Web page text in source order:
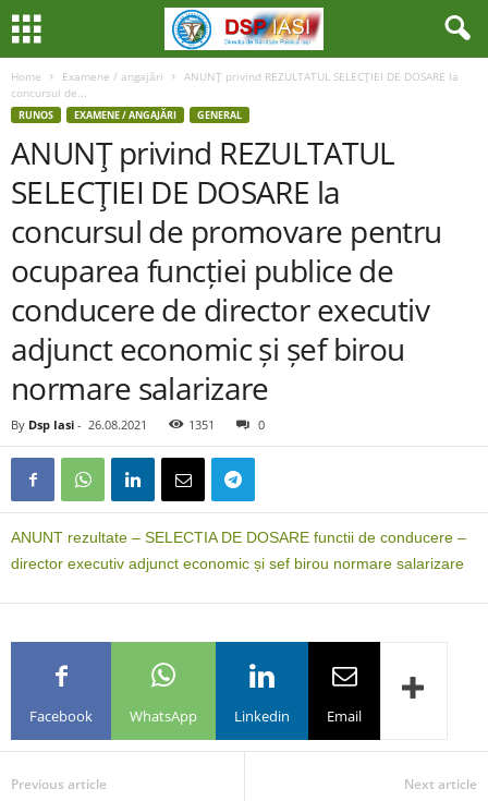
Home Examene / angajări
ANUNŢ privind REZULTATUL SELECŢIEI DE DOSARE la
concursul de...
RUNOS EXAMENE / ANGAJĂRI GENERAL
ANUNŢ privind REZULTATUL
SELECŢIEI DE DOSARE la
concursul de promovare pentru
ocuparea funcției publice de
conducere de director executiv
adjunct economic și șef birou
normare salarizare
By Dsp Iasi - 26.08.2021 1351 0
ANUNT rezultate – SELECTIA DE DOSARE functii de conducere –
director executiv adjunct economic și sef birou normare salarizare
Facebook WhatsApp Linkedin Email
Previous article Next article